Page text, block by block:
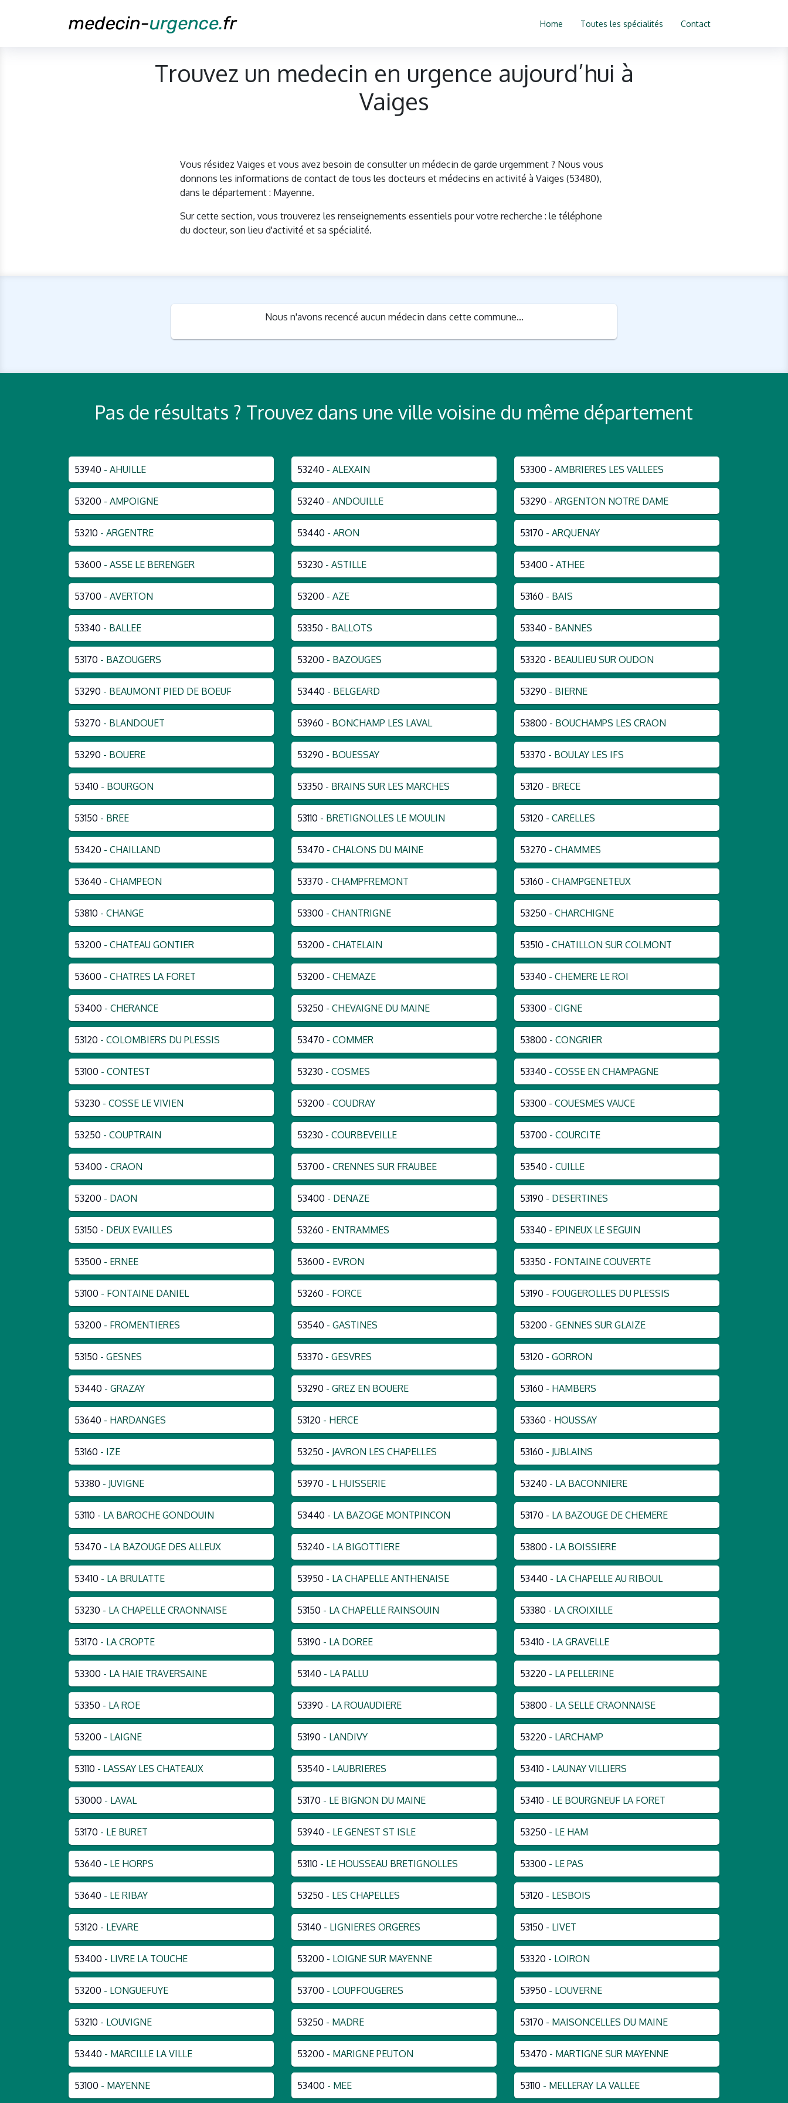
Home Toutes les spécialités Contact
Trouvez un medecin en urgence aujourd’hui à
Vaiges
Vous résidez Vaiges et vous avez besoin de consulter un médecin de garde urgemment ? Nous vous
donnons les informations de contact de tous les docteurs et médecins en activité à Vaiges (53480),
dans le département : Mayenne.
Sur cette section, vous trouverez les renseignements essentiels pour votre recherche : le téléphone
du docteur, son lieu d'activité et sa spécialité.
Nous n'avons recencé aucun médecin dans cette commune...
Pas de résultats ? Trouvez dans une ville voisine du même département
53940 - AHUILLE 53240 - ALEXAIN 53300 - AMBRIERES LES VALLEES
53200 - AMPOIGNE 53240 - ANDOUILLE 53290 - ARGENTON NOTRE DAME
53210 - ARGENTRE 53440 - ARON 53170 - ARQUENAY
53600 - ASSE LE BERENGER 53230 - ASTILLE 53400 - ATHEE
53700 - AVERTON 53200 - AZE 53160 - BAIS
53340 - BALLEE 53350 - BALLOTS 53340 - BANNES
53170 - BAZOUGERS 53200 - BAZOUGES 53320 - BEAULIEU SUR OUDON
53290 - BEAUMONT PIED DE BOEUF 53440 - BELGEARD 53290 - BIERNE
53270 - BLANDOUET 53960 - BONCHAMP LES LAVAL 53800 - BOUCHAMPS LES CRAON
53290 - BOUERE 53290 - BOUESSAY 53370 - BOULAY LES IFS
53410 - BOURGON 53350 - BRAINS SUR LES MARCHES 53120 - BRECE
53150 - BREE 53110 - BRETIGNOLLES LE MOULIN 53120 - CARELLES
53420 - CHAILLAND 53470 - CHALONS DU MAINE 53270 - CHAMMES
53640 - CHAMPEON 53370 - CHAMPFREMONT 53160 - CHAMPGENETEUX
53810 - CHANGE 53300 - CHANTRIGNE 53250 - CHARCHIGNE
53200 - CHATEAU GONTIER 53200 - CHATELAIN 53510 - CHATILLON SUR COLMONT
53600 - CHATRES LA FORET 53200 - CHEMAZE 53340 - CHEMERE LE ROI
53400 - CHERANCE 53250 - CHEVAIGNE DU MAINE 53300 - CIGNE
53120 - COLOMBIERS DU PLESSIS 53470 - COMMER 53800 - CONGRIER
53100 - CONTEST 53230 - COSMES 53340 - COSSE EN CHAMPAGNE
53230 - COSSE LE VIVIEN 53200 - COUDRAY 53300 - COUESMES VAUCE
53250 - COUPTRAIN 53230 - COURBEVEILLE 53700 - COURCITE
53400 - CRAON 53700 - CRENNES SUR FRAUBEE 53540 - CUILLE
53200 - DAON 53400 - DENAZE 53190 - DESERTINES
53150 - DEUX EVAILLES 53260 - ENTRAMMES 53340 - EPINEUX LE SEGUIN
53500 - ERNEE 53600 - EVRON 53350 - FONTAINE COUVERTE
53100 - FONTAINE DANIEL 53260 - FORCE 53190 - FOUGEROLLES DU PLESSIS
53200 - FROMENTIERES 53540 - GASTINES 53200 - GENNES SUR GLAIZE
53150 - GESNES 53370 - GESVRES 53120 - GORRON
53440 - GRAZAY 53290 - GREZ EN BOUERE 53160 - HAMBERS
53640 - HARDANGES 53120 - HERCE 53360 - HOUSSAY
53160 - IZE 53250 - JAVRON LES CHAPELLES 53160 - JUBLAINS
53380 - JUVIGNE 53970 - L HUISSERIE 53240 - LA BACONNIERE
53110 - LA BAROCHE GONDOUIN 53440 - LA BAZOGE MONTPINCON 53170 - LA BAZOUGE DE CHEMERE
53470 - LA BAZOUGE DES ALLEUX 53240 - LA BIGOTTIERE 53800 - LA BOISSIERE
53410 - LA BRULATTE 53950 - LA CHAPELLE ANTHENAISE 53440 - LA CHAPELLE AU RIBOUL
53230 - LA CHAPELLE CRAONNAISE 53150 - LA CHAPELLE RAINSOUIN 53380 - LA CROIXILLE
53170 - LA CROPTE 53190 - LA DOREE 53410 - LA GRAVELLE
53300 - LA HAIE TRAVERSAINE 53140 - LA PALLU 53220 - LA PELLERINE
53350 - LA ROE 53390 - LA ROUAUDIERE 53800 - LA SELLE CRAONNAISE
53200 - LAIGNE 53190 - LANDIVY 53220 - LARCHAMP
53110 - LASSAY LES CHATEAUX 53540 - LAUBRIERES 53410 - LAUNAY VILLIERS
53000 - LAVAL 53170 - LE BIGNON DU MAINE 53410 - LE BOURGNEUF LA FORET
53170 - LE BURET 53940 - LE GENEST ST ISLE 53250 - LE HAM
53640 - LE HORPS 53110 - LE HOUSSEAU BRETIGNOLLES 53300 - LE PAS
53640 - LE RIBAY 53250 - LES CHAPELLES 53120 - LESBOIS
53120 - LEVARE 53140 - LIGNIERES ORGERES 53150 - LIVET
53400 - LIVRE LA TOUCHE 53200 - LOIGNE SUR MAYENNE 53320 - LOIRON
53200 - LONGUEFUYE 53700 - LOUPFOUGERES 53950 - LOUVERNE
53210 - LOUVIGNE 53250 - MADRE 53170 - MAISONCELLES DU MAINE
53440 - MARCILLE LA VILLE 53200 - MARIGNE PEUTON 53470 - MARTIGNE SUR MAYENNE
53100 - MAYENNE 53400 - MEE 53110 - MELLERAY LA VALLEE